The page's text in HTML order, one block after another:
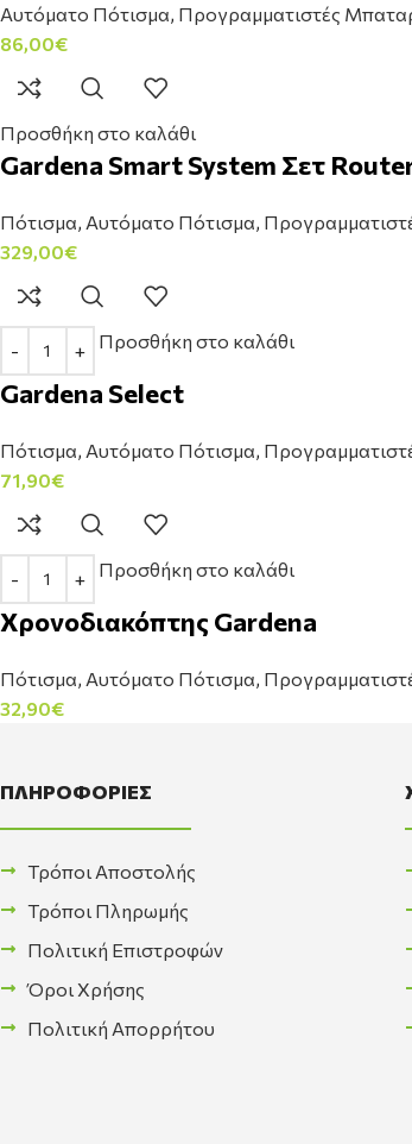
Αυτόματο Πότισμα, Προγραμματιστές
86,00€
Προσθήκη στο καλάθι
Gardena Smart System Σετ
Πότισμα, Αυτόματο Πότισμα,
329,00€
Προσθήκη στο καλάθι
Gardena Select
Πότισμα, Αυτόματο Πότισμα,
71,90€
Προσθήκη στο καλάθι
Χρονοδιακόπτης Gardena
Πότισμα, Αυτόματο Πότισμα,
32,90€
ΠΛΗΡΟΦΟΡΙΕΣ
Τρόποι Αποστολής
Τρόποι Πληρωμής
Πολιτική Επιστροφών
Όροι Χρήσης
Πολιτική Απορρήτου